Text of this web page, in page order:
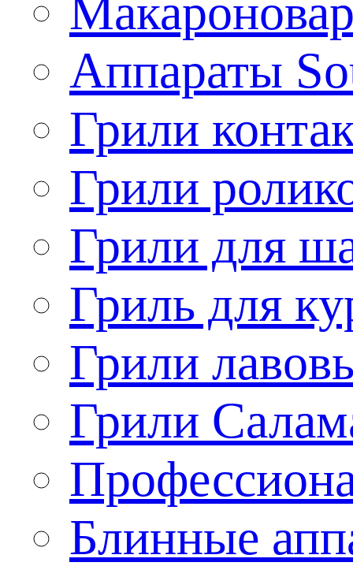
Аппараты
Грили
Грили
Грили для
Гриль для
Грили
Грили
Блинные